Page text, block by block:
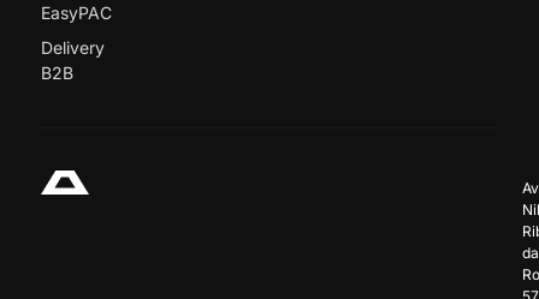
EasyPAC
Delivery
B2B
da